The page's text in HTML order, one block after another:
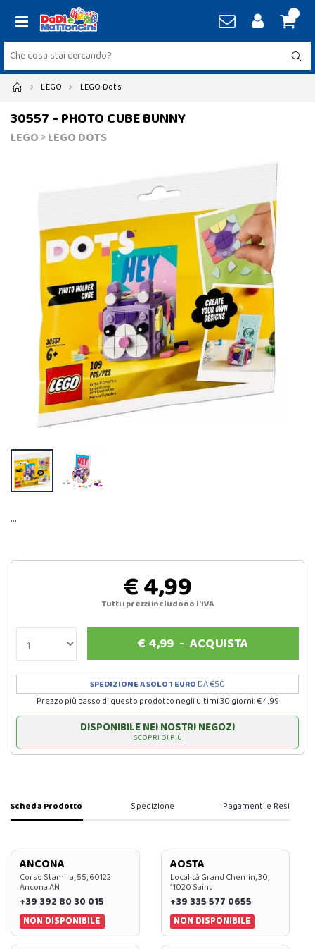
LEGO LEGO Dots
30557 - PHOTO CUBE BUNNY
LEGO>LEGO DOTS
…
€ 4,99
Tutti i prezzi includono l'IVA
€ 4,99 -ACQUISTA
SPEDIZIONE A SOLO 1 EURO DA €50
Prezzo più basso di questo prodotto negli ultimi 30 giorni: € 4.99
DISPONIBILE NEI NOSTRI NEGOZI
SCOPRI DI PIÙ
Scheda Prodotto Spedizione Pagamenti e Resi
ANCONA
Corso Stamira, 55, 60122
Ancona AN
+39 392 80 30 015
NON DISPONIBILE
AOSTA
Località Grand Chemin, 30,
11020 Saint
+39 335 577 0655
NON DISPONIBILE